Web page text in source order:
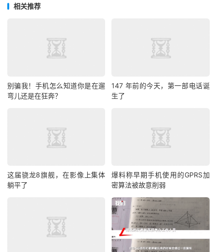
相关推荐
别骗我！手机怎么知道你是在遛
弯儿还是在狂奔？
147 年前的今天，第一部电话诞
生了
这届骁龙8旗舰，在影像上集体
躺平了
爆料称早期手机使用的GPRS加
密算法被故意削弱